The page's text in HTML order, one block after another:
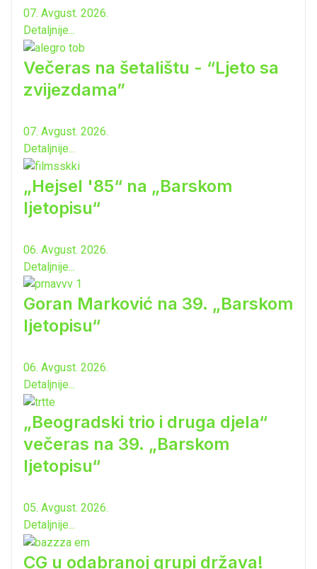
07. Avgust. 2026.
Detaljnije...
Večeras na šetalištu - “Ljeto sa
zvijezdama”
07. Avgust. 2026.
Detaljnije...
„Hejsel '85“ na „Barskom
ljetopisu“
06. Avgust. 2026.
Detaljnije...
Goran Marković na 39. „Barskom
ljetopisu“
06. Avgust. 2026.
Detaljnije...
„Beogradski trio i druga djela“
večeras na 39. „Barskom
ljetopisu“
05. Avgust. 2026.
Detaljnije...
CG u odabranoj grupi država!